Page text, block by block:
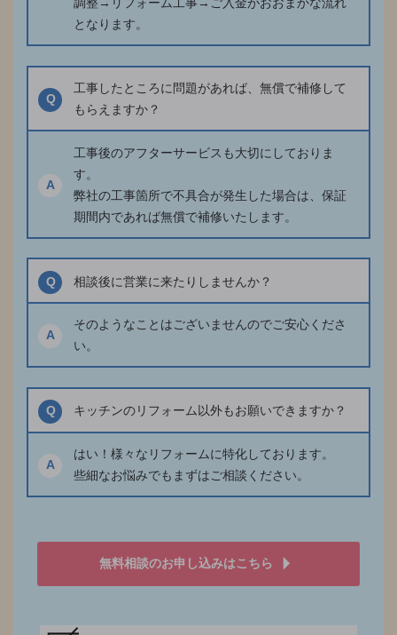
となります。
Q
工事したところに問題があれば、無償で補修して
もらえますか？
A
工事後のアフターサービスも大切にしておりま
す。
弊社の工事箇所で不具合が発生した場合は、保証
期間内であれば無償で補修いたします。
Q 相談後に営業に来たりしませんか？
A
そのようなことはございませんのでご安心くださ
い。
Q キッチンのリフォーム以外もお願いできますか？
A
はい！様々なリフォームに特化しております。
些細なお悩みでもまずはご相談ください。
無料相談のお申し込みはこちら